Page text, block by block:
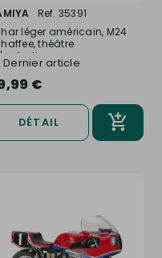
Ref. 35391
léger américain, M24
théâtre
Dernier article
€
DÉTAIL